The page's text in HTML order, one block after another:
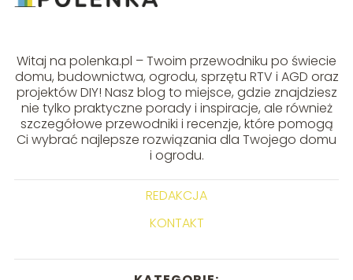
Witaj na polenka.pl – Twoim przewodniku po świecie
domu, budownictwa, ogrodu, sprzętu RTV i AGD oraz
projektów DIY! Nasz blog to miejsce, gdzie znajdziesz
nie tylko praktyczne porady i inspiracje, ale również
szczegółowe przewodniki i recenzje, które pomogą
Ci wybrać najlepsze rozwiązania dla Twojego domu
i ogrodu.
REDAKCJA
KONTAKT